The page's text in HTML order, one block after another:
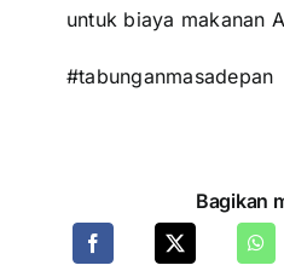
untuk biaya makanan
#tabunganmasadepan
Bagikan